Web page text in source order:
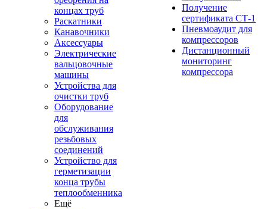
концах труб
Раскатники
Канавочники
Аксессуары
Электрические
вальцовочные
машины
Устройства для
очистки труб
Оборудование
для
обслуживания
резьбовых
соединений
Устройство для
герметизации
конца трубы
теплообменника
Ещё
Получение
сертификата СТ-1
Пневмоаудит для
компрессоров
Дистанционный
мониторинг
компрессора